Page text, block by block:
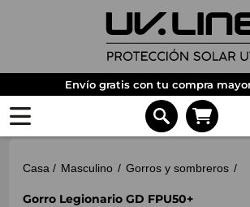
Envío gratis con tu compra
Casa / Masculino / Gorros y sombreros /
Gorro Legionario GD FPU50+